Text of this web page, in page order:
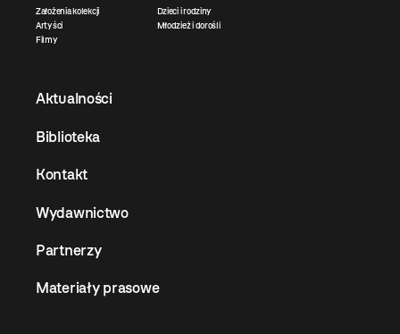
Założenia kolekcji
Artyści
Filmy
Dzieci i rodziny
Młodzież i dorośli
Aktualności
Biblioteka
Kontakt
Wydawnictwo
Partnerzy
Materiały prasowe